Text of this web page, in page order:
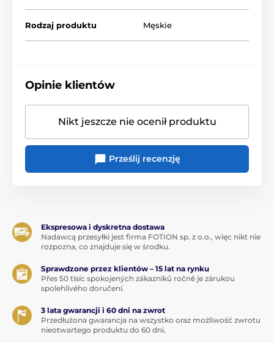
Rodzaj produktu Męskie
Opinie klientów
Nikt jeszcze nie ocenił produktu
Prześlij recenzję
Ekspresowa i dyskretna dostawa
Nadawcą przesyłki jest firma FOTION sp. z o.o., więc nikt nie
rozpozna, co znajduje się w środku.
Sprawdzone przez klientów – 15 lat na rynku
Přes 50 tisíc spokojených zákazníků ročně je zárukou
spolehlivého doručení.
3 lata gwarancji i 60 dni na zwrot
Przedłużona gwarancja na wszystko oraz możliwość zwrotu
nieotwartego produktu do 60 dni.